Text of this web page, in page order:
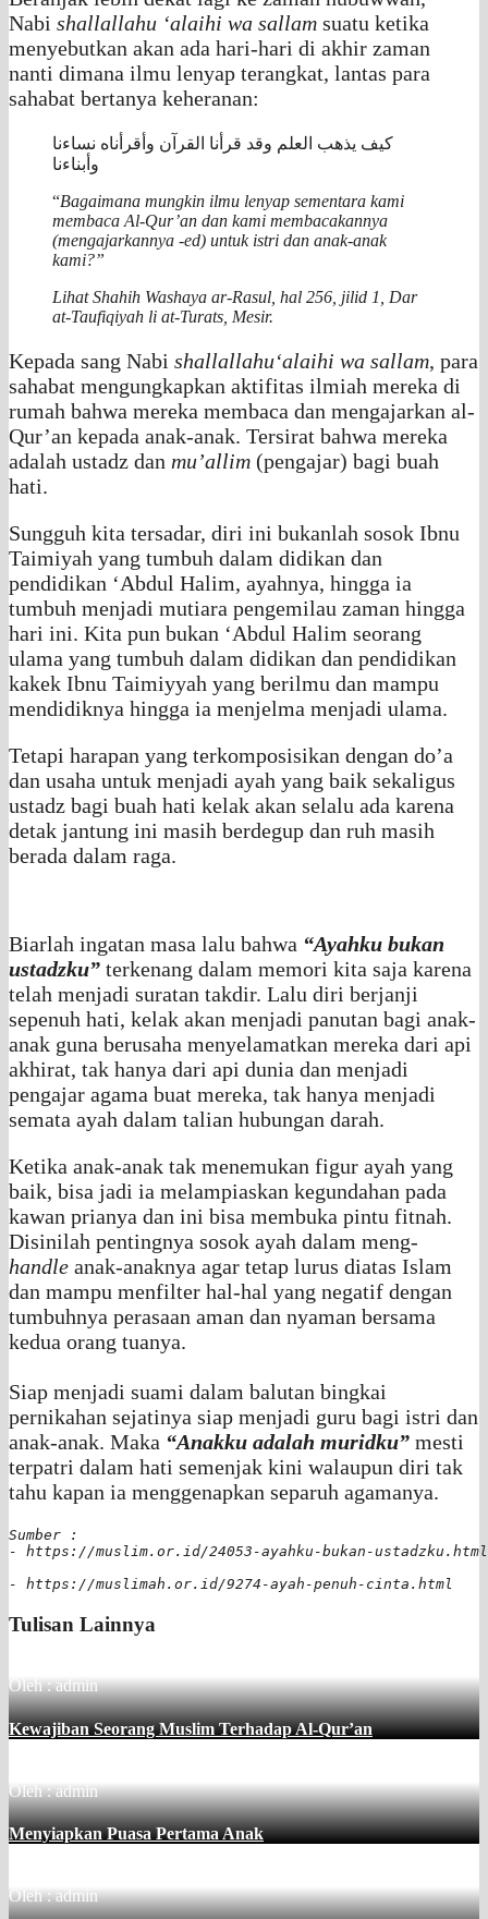
Nabi shallallahu ‘alaihi wa sallam suatu ketika
menyebutkan akan ada hari-hari di akhir zaman
nanti dimana ilmu lenyap terangkat, lantas para
sahabat bertanya keheranan:
كيف يذهب العلم وقد قرأنا القرآن وأقرأناه نساءنا
وأبناءنا
“Bagaimana mungkin ilmu lenyap sementara kami
membaca Al-Qur’an dan kami membacakannya
(mengajarkannya -ed) untuk istri dan anak-anak
kami?”
LihatShahih Washaya ar-Rasul , hal 256, jilid 1, Dar
at-Taufiqiyah li at-Turats, Mesir.
Kepada sang Nabi shallallahu‘alaihi wa sallam, para
sahabat mengungkapkan aktifitas ilmiah mereka di
rumah bahwa mereka membaca dan mengajarkan al-
Qur’an kepada anak-anak. Tersirat bahwa mereka
adalah ustadz dan mu’allim (pengajar) bagi buah
hati.
Sungguh kita tersadar, diri ini bukanlah sosok Ibnu
Taimiyah yang tumbuh dalam didikan dan
pendidikan ‘Abdul Halim, ayahnya, hingga ia
tumbuh menjadi mutiara pengemilau zaman hingga
hari ini. Kita pun bukan ‘Abdul Halim seorang
ulama yang tumbuh dalam didikan dan pendidikan
kakek Ibnu Taimiyyah yang berilmu dan mampu
mendidiknya hingga ia menjelma menjadi ulama.
Tetapi harapan yang terkomposisikan dengan do’a
dan usaha untuk menjadi ayah yang baik sekaligus
ustadz bagi buah hati kelak akan selalu ada karena
detak jantung ini masih berdegup dan ruh masih
berada dalam raga.
Biarlah ingatan masa lalu bahwa “Ayahku bukan
ustadzku” terkenang dalam memori kita saja karena
telah menjadi suratan takdir. Lalu diri berjanji
sepenuh hati, kelak akan menjadi panutan bagi anak-
anak guna berusaha menyelamatkan mereka dari api
akhirat, tak hanya dari api dunia dan menjadi
pengajar agama buat mereka, tak hanya menjadi
semata ayah dalam talian hubungan darah.
Ketika anak-anak tak menemukan figur ayah yang
baik, bisa jadi ia melampiaskan kegundahan pada
kawan prianya dan ini bisa membuka pintu fitnah.
Disinilah pentingnya sosok ayah dalam meng-
handle anak-anaknya agar tetap lurus diatas Islam
dan mampu menfilter hal-hal yang negatif dengan
tumbuhnya perasaan aman dan nyaman bersama
kedua orang tuanya.
Siap menjadi suami dalam balutan bingkai
pernikahan sejatinya siap menjadi guru bagi istri dan
anak-anak. Maka “Anakku adalah muridku” mesti
terpatri dalam hati semenjak kini walaupun diri tak
tahu kapan ia menggenapkan separuh agamanya.
Sumber :
- https://muslim.or.id/24053-ayahku-bukan-ustadzku.html
- https://muslimah.or.id/9274-ayah-penuh-cinta.html
Tulisan Lainnya
Oleh : admin
Kewajiban Seorang Muslim Terhadap Al-Qur’an
Oleh : admin
Menyiapkan Puasa Pertama Anak
Oleh : admin